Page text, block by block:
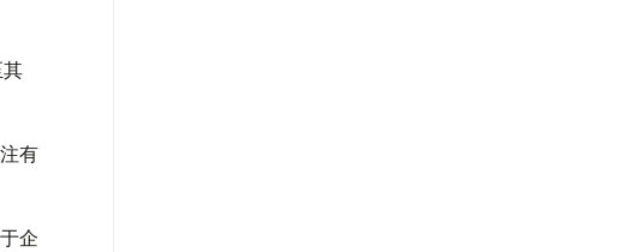
有
企